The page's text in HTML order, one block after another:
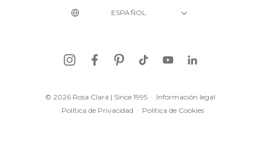
© 2026 Rosa Clará | Since 1995 · Información legal ·
Política de Privacidad · Política de Cookies